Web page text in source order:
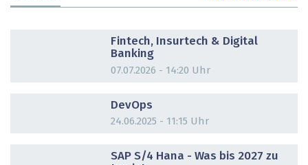
Fintech, Insurtech & Digital
Banking
07.07.2026 - 14:20 Uhr
DevOps
24.06.2025 - 11:15 Uhr
SAP S/4 Hana - Was bis 2027 zu